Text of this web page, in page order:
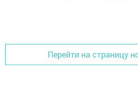
Перейти на страницу